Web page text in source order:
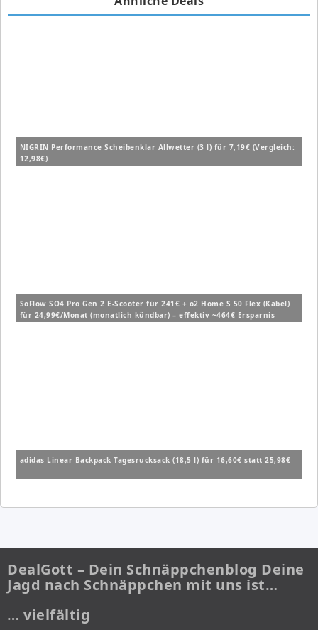
NIGRIN Performance Scheibenklar Allwetter (3 l) für 7,19€ (Vergleich:
12,98€)
SoFlow SO4 Pro Gen 2 E-Scooter für 241€ + o2 Home S 50 Flex (Kabel)
für 24,99€/Monat (monatlich kündbar) – effektiv ~464€ Ersparnis
adidas Linear Backpack Tagesrucksack (18,5 l) für 16,60€ statt 25,98€
DealGott – Dein Schnäppchenblog Deine
Jagd nach Schnäppchen mit uns ist…
… vielfältig